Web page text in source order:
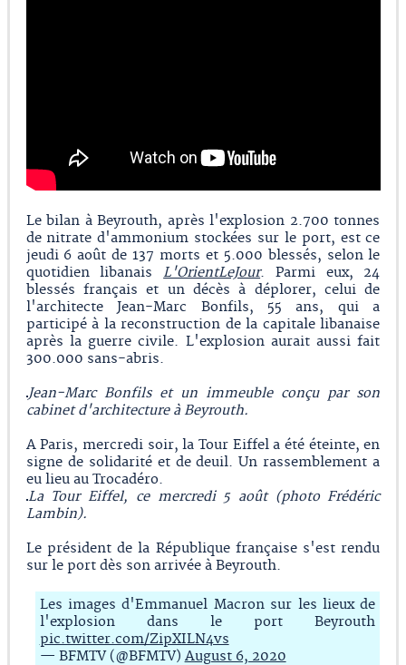
Le bilan à Beyrouth, après l'explosion 2.700 tonnes
de nitrate d'ammonium stockées sur le port, est ce
jeudi 6 août de 137 morts et 5.000 blessés, selon le
quotidien libanaisL'OrientLeJour. Parmi eux, 24
blessés français et un décès à déplorer, celui de
l'architecte Jean-Marc Bonfils, 55 ans, qui a
participé à la reconstruction de la capitale libanaise
après la guerre civile. L'explosion aurait aussi fait
300.000 sans-abris.
Jean-Marc Bonfils et un immeuble conçu par son
cabinet d'architecture à Beyrouth.
A Paris, mercredi soir, la Tour Eiffel a été éteinte, en
signe de solidarité et de deuil. Un rassemblement a
eu lieu au Trocadéro.
La Tour Eiffel, ce mercredi 5 août (photo Frédéric
Lambin).
Le président de la République française s'est rendu
sur le port dès son arrivée à Beyrouth.
Les images d'Emmanuel Macron sur les lieux de
l'explosion dans le port Beyrouth
pic.twitter.com/ZipXILN4vs
— BFMTV (@BFMTV) August 6, 2020